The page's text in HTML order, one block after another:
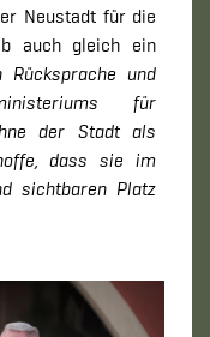
Neustadt für die
auch gleich ein
und
für
der Stadt als
dass sie im
sichtbaren Platz